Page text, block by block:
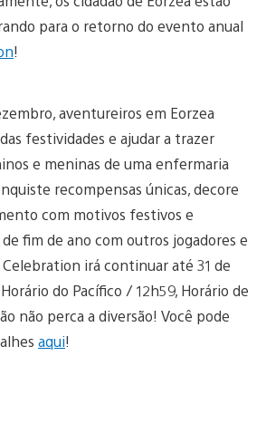
para o retorno do evento anual
!
aventureiros em Eorzea
festividades e ajudar a trazer
e meninas de uma enfermaria
recompensas únicas, decore
com motivos festivos e
fim de ano com outros jogadores e
irá continuar até 31 de
do Pacífico / 12h59, Horário de
não perca a diversão! Você pode
aqui!